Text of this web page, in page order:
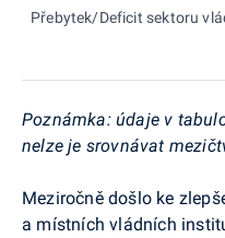
Přebytek/Deficit sektoru
Poznámka: údaje v
nelze je srovnávat
Meziročně došlo ke
a místních vládních